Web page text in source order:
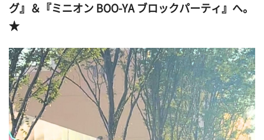
グ』＆『ミニオン BOO-YA ブロックパーティ』へ。
★